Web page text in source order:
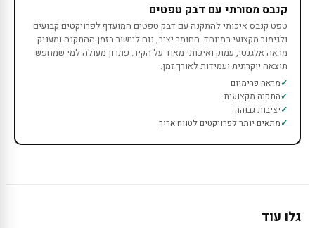
קנבס מסורתי עם דבק טפטים
טפט קנבס איכותי להתקנה עם דבק טפטים המועדף לפרויקטים קבועים
ולגימור מקצועי במיוחד. החומר יציב, נוח ליישור בזמן ההתקנה ומעניק
מראה אלגנטי, עמוק ואיכותי מאוד על הקיר. פתרון מעולה למי שמחפש
תוצאה יוקרתית ועמידות לאורך זמן.
מראה פרימיום
התקנה מקצועית
יציבות גבוהה
מתאים יותר לפרויקטים לטווח ארוך
גלו עוד